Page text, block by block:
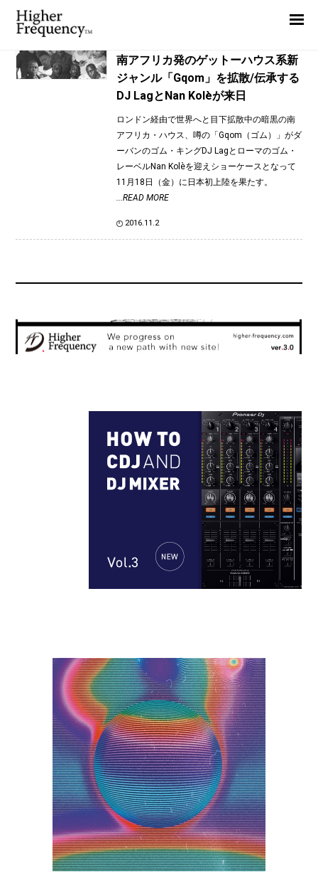
TAG: DJ Lag
南アフリカ発のゲットーハウス系新
ジャンル「Gqom」を拡散/伝承する
DJ LagとNan Kolèが来日
ロンドン経由で世界へと目下拡散中の暗黒の南
アフリカ・ハウス、噂の「Gqom（ゴム）」がダ
ーバンのゴム・キングDJ Lagとローマのゴム・
レーベルNan Kolèを迎えショーケースとなって
11月18日（金）に日本初上陸を果たす。
...READ MORE
2016.11.2
News
Interview
Report